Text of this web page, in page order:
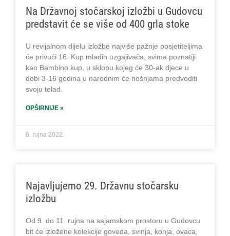
Na Državnoj stočarskoj izložbi u Gudovcu
predstavit će se više od 400 grla stoke
U revijalnom dijelu izložbe najviše pažnje posjetiteljima
će privući 16. Kup mladih uzgajivača, svima poznatiji
kao Bambino kup, u sklopu kojeg će 30-ak djece u
dobi 3-16 godina u narodnim će nošnjama predvoditi
svoju telad.
OPŠIRNIJE »
6. rujna 2022.
Najavljujemo 29. Državnu stočarsku
izložbu
Od 9. do 11. rujna na sajamskom prostoru u Gudovcu
bit će izložene kolekcije goveda, svinja, konja, ovaca,